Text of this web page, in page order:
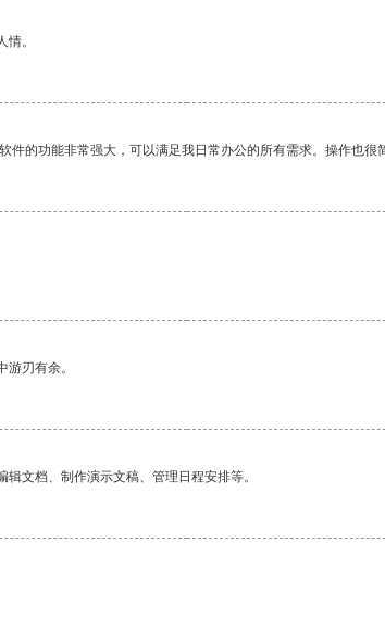
。
的功能非常强大，可以满足我日常办公的所有需求。操作也很
刃有余。
文档、制作演示文稿、管理日程安排等。